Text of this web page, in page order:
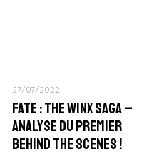
27/07/2022
Fate : The Winx Saga –
Analyse du Premier
Behind The Scenes !